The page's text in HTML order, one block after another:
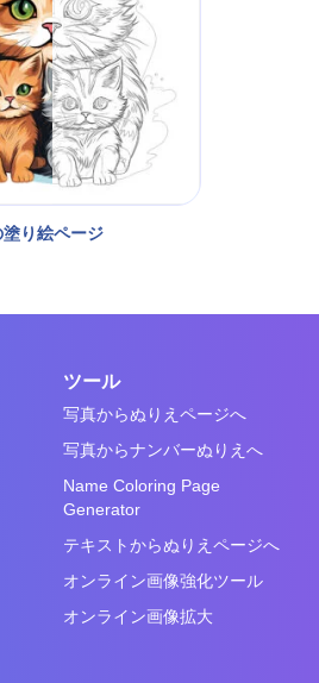
り絵ページ
ツール
写真からぬりえページへ
写真からナンバーぬりえへ
Name Coloring Page
Generator
テキストからぬりえページへ
オンライン画像強化ツール
オンライン画像拡大